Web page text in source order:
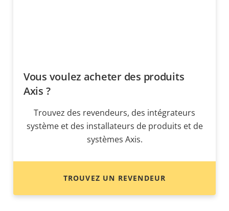
Vous voulez acheter des produits
Axis ?
Trouvez des revendeurs, des intégrateurs
système et des installateurs de produits et de
systèmes Axis.
TROUVEZ UN REVENDEUR